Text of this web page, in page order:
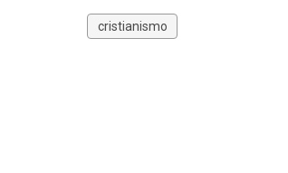
cristianismo